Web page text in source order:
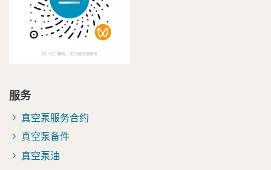
服务
真空泵服务合约
真空泵备件
真空泵油